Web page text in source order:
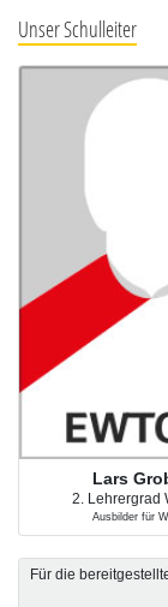
Unser Schulleiter
Lars
2. Lehrergrad
Ausbilder für
Für die